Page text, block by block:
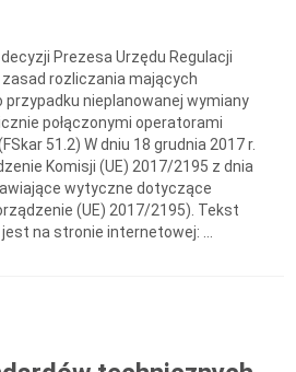
Prezesa Urzędu Regulacji
rozliczania mających
nieplanowanej wymiany
połączonymi operatorami
51.2) W dniu 18 grudnia 2017 r.
Komisji (UE) 2017/2195 z dnia
wytyczne dotyczące
(UE) 2017/2195). Tekst
na stronie internetowej: ...